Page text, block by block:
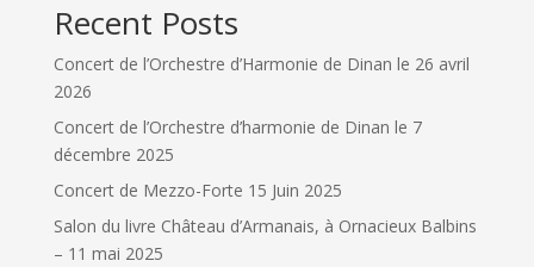
Recent Posts
Concert de l’Orchestre d’Harmonie de Dinan le 26 avril
2026
Concert de l’Orchestre d’harmonie de Dinan le 7
décembre 2025
Concert de Mezzo-Forte 15 Juin 2025
Salon du livre Château d’Armanais, à Ornacieux Balbins
– 11 mai 2025